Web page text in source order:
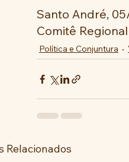
Santo André,
Comitê
Política e Conjuntura
Relacionados